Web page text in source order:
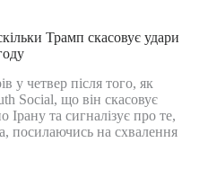
Трамп скасовує удари
у четвер після того, як
Social, що він скасовує
та сигналізує про те,
посилаючись на схвалення